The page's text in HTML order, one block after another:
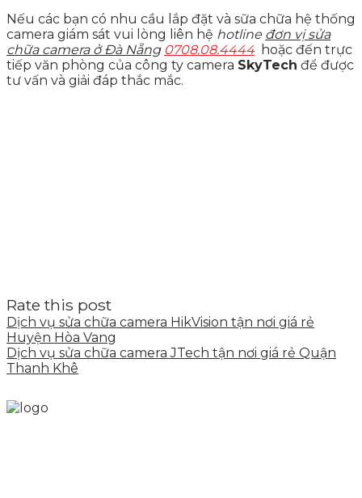
Nếu các bạn có nhu cầu lắp đặt và sữa chữa hệ thống
camera giám sát vui lòng liên hệ hotline đơn vị sửa
chữa camera ở Đà Nẵng 0708.08.4444 hoặc đến trực
tiếp văn phòng của công ty camera SkyTech để được
tư vấn và giải đáp thắc mắc.
Rate this post
Dịch vụ sửa chữa camera HikVision tận nơi giá rẻ
Huyện Hòa Vang
Dịch vụ sửa chữa camera JTech tận nơi giá rẻ Quận
Thanh Khê